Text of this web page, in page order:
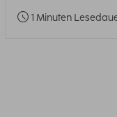
1 Minuten